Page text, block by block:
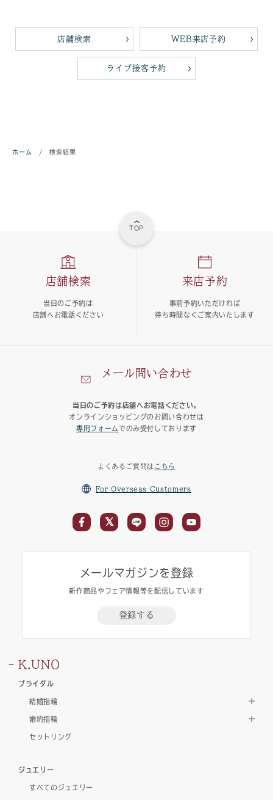
店舗検索 WEB来店予約
ライブ接客予約
ホーム / 検索結果
TOP
メール問い合わせ
当日のご予約は店舗へお電話ください。
オンラインショッピングのお問い合わせは
専用フォーム でのみ受付しております
店舗検索
当日のご予約は
店舗へお電話ください
来店予約
事前予約いただければ
待ち時間なくご案内いたします
よくあるご質問は こちら
For Overseas Customers
メールマガジンを登録
新作商品やフェア情報等を配信しています
登録する
K.UNO
ブライダル
結婚指輪
婚約指輪
セットリング
ジュエリー
すべてのジュエリー